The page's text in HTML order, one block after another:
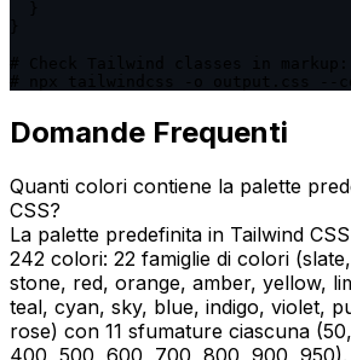
# npx tailwindcss -o output.css
Domande Frequenti
Quanti colori contiene la palette
CSS?
La palette predefinita in Tailwind
242 colori: 22 famiglie di colori
stone, red, orange, amber, yellow,
teal, cyan, sky, blue, indigo, violet,
rose) con 11 sfumature ciascuna
400, 500, 600, 700, 800, 900,